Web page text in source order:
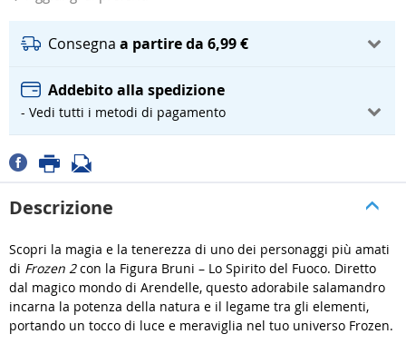
Consegna a partire da 6,99 €
Addebito alla spedizione
- Vedi tutti i metodi di pagamento
Descrizione
Scopri la magia e la tenerezza di uno dei personaggi più amati
di Frozen 2con la Figura Bruni – Lo Spirito del Fuoco. Diretto
dal magico mondo di Arendelle, questo adorabile salamandro
incarna la potenza della natura e il legame tra gli elementi,
portando un tocco di luce e meraviglia nel tuo universo Frozen.